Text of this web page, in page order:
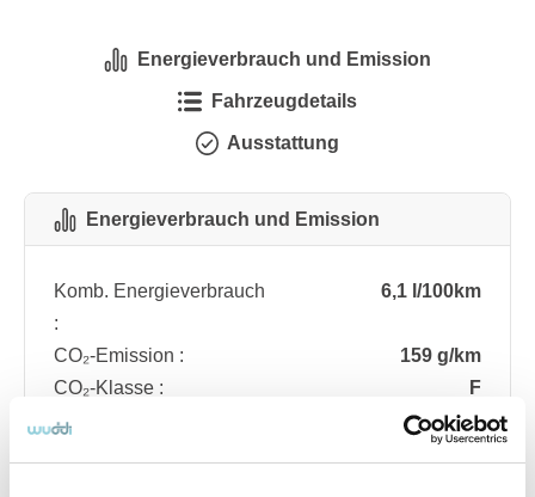
Energieverbrauch und Emission
Fahrzeugdetails
Ausstattung
Energieverbrauch und Emission
Komb. Energieverbrauch
:
6,1 l/100km
CO₂-Emission :
159 g/km
CO₂-Klasse :
F